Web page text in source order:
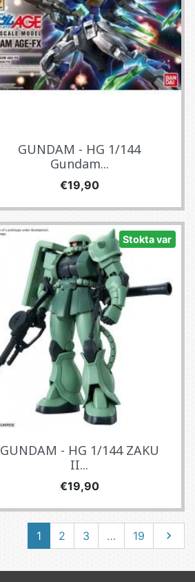
GUNDAM - HG 1/144
Gundam...
Fiyat
€19,90
Stokta var
GUNDAM - HG 1/144 ZAKU
II...
Fiyat
€19,90
1 2 3 … 19 